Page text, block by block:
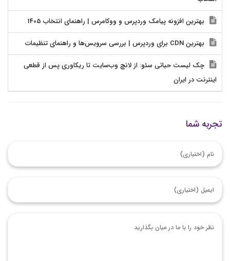
بهترین افزونه پیامک وردپرس و ووکامرس | راهنمای انتخاب 1405
بهترین CDN برای وردپرس | بررسی سرویس‌ها و راهنمای تنظیمات
چک لیست حیاتی سئو: از لانچ وب‌سایت تا ریکاوری پس از قطعی
اینترنت در ایران
تجربه شما